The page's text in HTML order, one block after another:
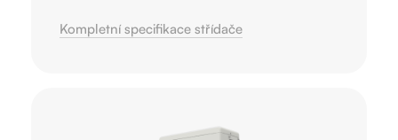
Kompletní specifikace střídače